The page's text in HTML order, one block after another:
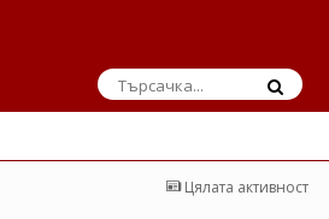
Цялата активност